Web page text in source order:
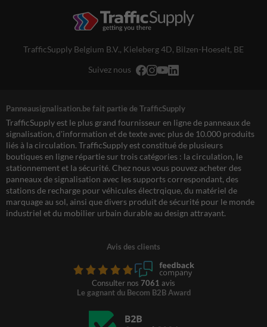
TrafficSupply Belgium B.V., Kieleberg 4D, Bilzen-Hoeselt, BE
Suivez nous
Panneausignalisation.be fait partie de TrafficSupply
TrafficSupply est le plus grand fournisseur en ligne de panneaux de
signalisation, d'information et de texte avec plus de 10.000 produits
liés à la circulation. TrafficSupply est constitué de plusieurs
boutiques en ligne répartie sur trois catégories : la circulation, le
stationnement et la sécurité. Chez nous vous pouvez acheter des
panneaux de signalisation avec les supports correspondant, des
stations de recharge pour véhicules électrqique, du matériel de
marquage au sol, ainsi que divers produit de sécurité pour le monde
industriel et du mobilier urbain durable au design attrayant.
Avis des clients
Consulter nos 7061 avis
Le gagnant du Becom B2B Award